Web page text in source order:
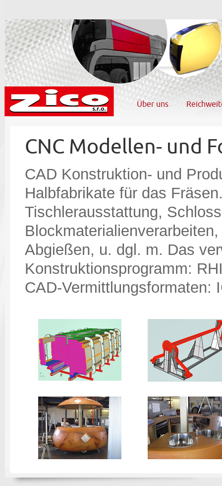
Über uns
CNC Modellen- und
CAD Konstruktion- und
Halbfabrikate für das
Tischlerausstattung,
Abgießen, u. dgl. m. Das
Konstruktionsprogramm:
CAD-Vermittlungsformaten: